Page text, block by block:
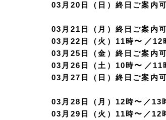
03月20日（日）終日ご案内
03月21日（月）終日ご案内
03月22日（火）11時〜／
03月25日（金）終日ご案内
03月26日（土）10時〜／
03月27日（日）終日ご案内
03月28日（月）12時〜／13
03月29日（火）11時〜／12